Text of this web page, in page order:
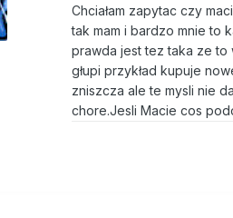
Chciałam zapytac czy
tak mam i bardzo mnie to
prawda jest tez taka ze to
głupi przykład kupuje
zniszcza ale te mysli nie
chore.Jesli Macie cos